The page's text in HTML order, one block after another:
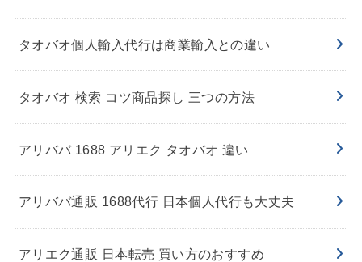
タオバオ個人輸入代行は商業輸入との違い
タオバオ 検索 コツ商品探し 三つの方法
アリババ 1688 アリエク タオバオ 違い
アリババ通販 1688代行 日本個人代行も大丈夫
アリエク通販 日本転売 買い方のおすすめ